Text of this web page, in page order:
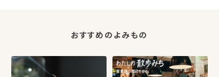
おすすめのよみもの